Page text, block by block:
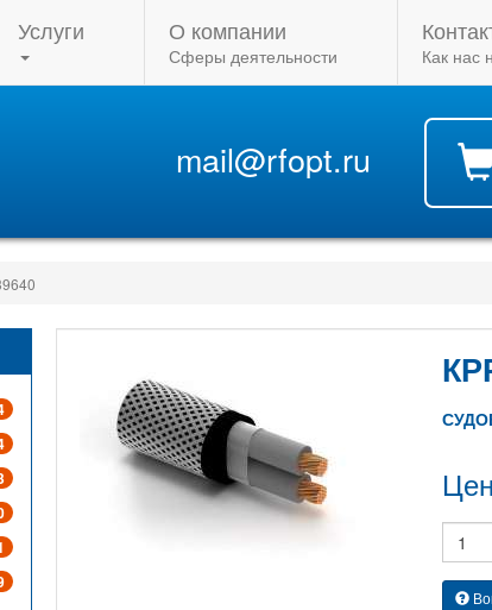
Услуги О компании
Сферы деятельности Как нас
mail@rfopt.ru